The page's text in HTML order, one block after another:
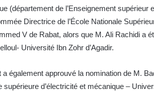
(département de l’Enseignement supérieur
Directrice de l’École Nationale
V de Rabat, alors que M. Ali Rachidi a
Université Ibn Zohr d’Agadir.
également approuvé la nomination de M.
supérieure d’électricité et mécanique –